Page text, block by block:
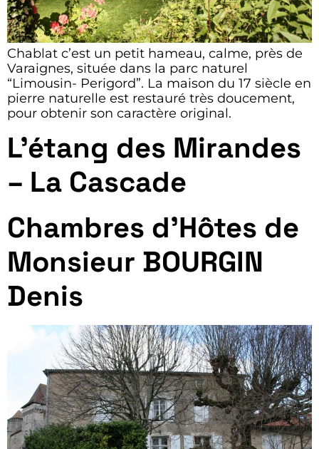
Chablat c’est un petit hameau, calme, près de
Varaignes, située dans la parc naturel
“Limousin- Perigord”. La maison du 17 siècle en
pierre naturelle est restauré très doucement,
pour obtenir son caractère original.
L’étang des Mirandes
– La Cascade
Chambres d’Hôtes de
Monsieur BOURGIN
Denis